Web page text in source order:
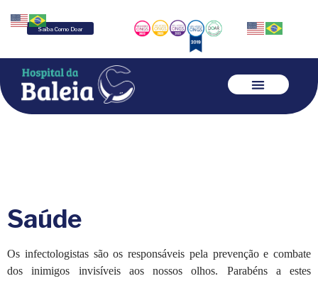
Saiba Como Doar
Saúde
Os infectologistas são os responsáveis pela prevenção e combate
dos inimigos invisíveis aos nossos olhos. Parabéns a estes